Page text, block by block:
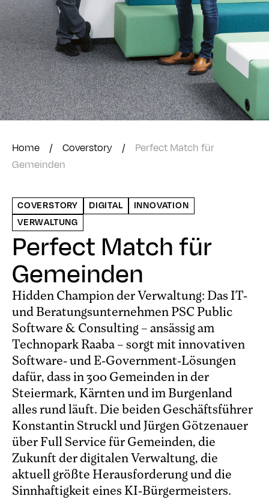
Home / Coverstory /
Perfect Match für
Gemeinden
COVERSTORY DIGITAL
INNOVATION
VERWALTUNG
Perfect Match für
Gemeinden
Hidden Champion der Verwaltung: Das IT-
und Beratungsunternehmen PSC Public
Software & Consulting – ansässig am
Technopark Raaba – sorgt mit innovativen
Software- und E-Government-Lösungen
dafür, dass in 300 Gemeinden in der
Steiermark, Kärnten und im Burgenland
alles rund läuft. Die beiden Geschäftsführer
Konstantin Struckl und Jürgen Götzenauer
über Full Service für Gemeinden, die
Zukunft der digitalen Verwaltung, die
aktuell größte Herausforderung und die
Sinnhaftigkeit eines KI-Bürgermeisters.